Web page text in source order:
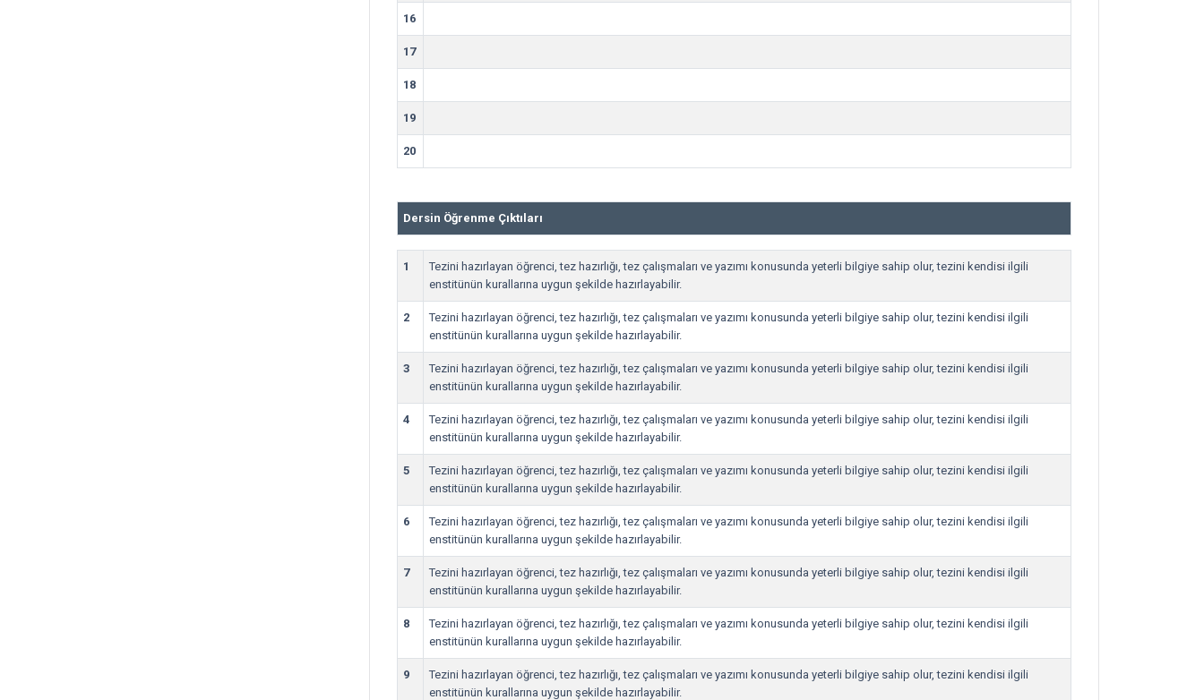
16
17
18
19
20
Dersin Öğrenme Çıktıları
1
Tezini hazırlayan öğrenci, tez hazırlığı, tez çalışmaları ve yazımı konusunda yeterli bilgiye sahip olur, tezini kendisi ilgili
enstitünün kurallarına uygun şekilde hazırlayabilir.
2
Tezini hazırlayan öğrenci, tez hazırlığı, tez çalışmaları ve yazımı konusunda yeterli bilgiye sahip olur, tezini kendisi ilgili
enstitünün kurallarına uygun şekilde hazırlayabilir.
3
Tezini hazırlayan öğrenci, tez hazırlığı, tez çalışmaları ve yazımı konusunda yeterli bilgiye sahip olur, tezini kendisi ilgili
enstitünün kurallarına uygun şekilde hazırlayabilir.
4
Tezini hazırlayan öğrenci, tez hazırlığı, tez çalışmaları ve yazımı konusunda yeterli bilgiye sahip olur, tezini kendisi ilgili
enstitünün kurallarına uygun şekilde hazırlayabilir.
5
Tezini hazırlayan öğrenci, tez hazırlığı, tez çalışmaları ve yazımı konusunda yeterli bilgiye sahip olur, tezini kendisi ilgili
enstitünün kurallarına uygun şekilde hazırlayabilir.
6
Tezini hazırlayan öğrenci, tez hazırlığı, tez çalışmaları ve yazımı konusunda yeterli bilgiye sahip olur, tezini kendisi ilgili
enstitünün kurallarına uygun şekilde hazırlayabilir.
7
Tezini hazırlayan öğrenci, tez hazırlığı, tez çalışmaları ve yazımı konusunda yeterli bilgiye sahip olur, tezini kendisi ilgili
enstitünün kurallarına uygun şekilde hazırlayabilir.
8
Tezini hazırlayan öğrenci, tez hazırlığı, tez çalışmaları ve yazımı konusunda yeterli bilgiye sahip olur, tezini kendisi ilgili
enstitünün kurallarına uygun şekilde hazırlayabilir.
9
Tezini hazırlayan öğrenci, tez hazırlığı, tez çalışmaları ve yazımı konusunda yeterli bilgiye sahip olur, tezini kendisi ilgili
enstitünün kurallarına uygun şekilde hazırlayabilir.